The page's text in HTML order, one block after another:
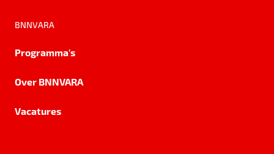
BNNVARA
Programma's
Over BNNVARA
Vacatures